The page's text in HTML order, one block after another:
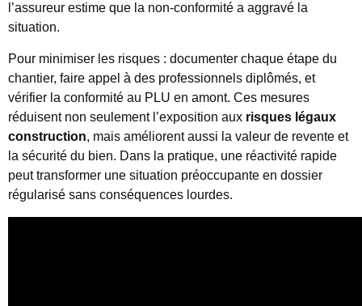
l’assureur estime que la non-conformité a aggravé la
situation.
Pour minimiser les risques : documenter chaque étape du
chantier, faire appel à des professionnels diplômés, et
vérifier la conformité au PLU en amont. Ces mesures
réduisent non seulement l’exposition aux risques légaux
construction, mais améliorent aussi la valeur de revente et
la sécurité du bien. Dans la pratique, une réactivité rapide
peut transformer une situation préoccupante en dossier
régularisé sans conséquences lourdes.